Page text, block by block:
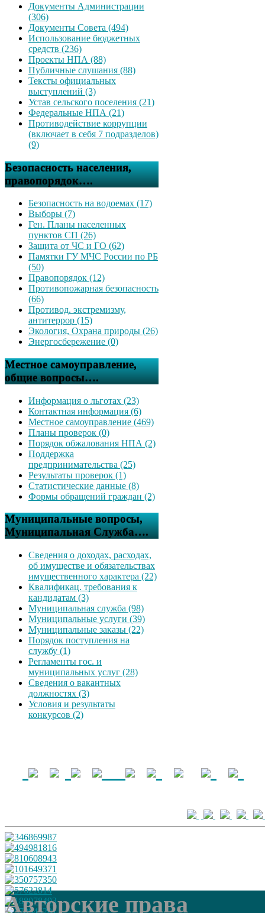
Документы Администрации
(306)
Документы Совета (494)
Использование бюджетных
средств (236)
Проекты НПА (88)
Публичные слушания (88)
Тексты официальных
выступлений (3)
Устав сельского поселения (21)
Федеральные НПА (21)
Противодействие коррупции
(включает в себя 7 подразделов)
(9)
Безопасность населения,
правопорядок….
Безопасность на водоемах (17)
Выборы (7)
Ген. Планы населенных
пунктов СП (26)
Защита от ЧС и ГО (62)
Памятки ГУ МЧС России по РБ
(50)
Правопорядок (12)
Противопожарная безопасность
(66)
Противод. экстремизму,
антитеррор (15)
Экология, Охрана природы (26)
Энергосбережение (0)
Местное самоуправление,
общие вопросы….
Информация о льготах (23)
Контактная информация (6)
Местное самоуправление (469)
Планы проверок (0)
Порядок обжалования НПА (2)
Поддержка
предпринимательства (25)
Результаты проверок (1)
Статистические данные (8)
Формы обращений граждан (2)
Муниципальные вопросы,
Муниципальная Служба….
Сведения о доходах, расходах,
об имуществе и обязательствах
имущественного характера (22)
Квалификац. требования к
кандидатам (3)
Муниципальная служба (98)
Муниципальные услуги (39)
Муниципальные заказы (22)
Порядок поступления на
службу (1)
Регламенты гос. и
муниципальных услуг (28)
Сведения о вакантных
должностях (3)
Условия и результаты
конкурсов (2)
Авторские права